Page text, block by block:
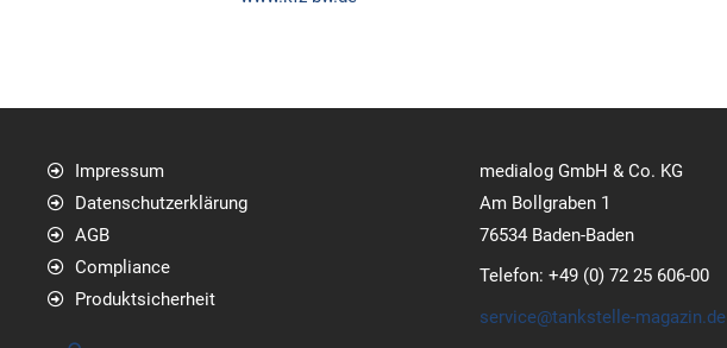
Impressum
Datenschutzerklärung
AGB
Compliance
Produktsicherheit
medialog GmbH & Co. KG
Am Bollgraben 1
76534 Baden-Baden
Telefon: +49 (0) 72 25 606-00
service@tankstelle-magazin.de